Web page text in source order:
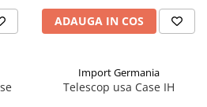
ADAUGA IN COS
Import Germania
Telescop usa Case IH